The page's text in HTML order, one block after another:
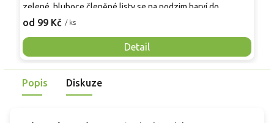
od 99 Kč / ks
Detail
zelené, hluboce členěné listy se na podzim barví do
červených až vínových odstínů. Od května do července nese
žilkováním, které lákají včely a další opylovače. Po sestřihu
může znovu nakvést. Hodí se na okraje záhonů, do skalek,
štěrkových výsadeb, pod růže i do nádob.
Popis Diskuze